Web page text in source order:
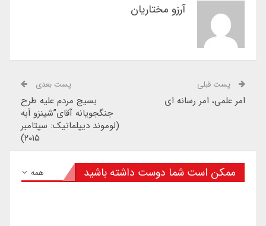
آرزو مختاریان
پست قبلی
امر علمی، امر رسانه ای
پست بعدی
بسیج مردم علیه طرح
جنگجویانه آقای”شینزو اَبه
(لوموند دیپلماتیک: سپتامبر
۲۰۱۵)
همه ممکن است شما دوست داشته باشید